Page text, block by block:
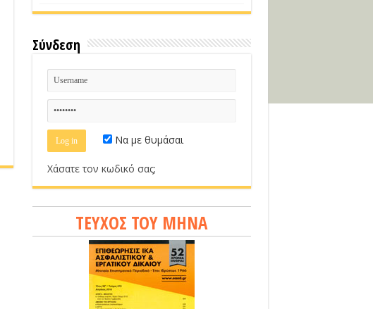
Σύνδεση
Να με θυμάσαι
Χάσατε τον κωδικό σας;
ΤΕΥΧΟΣ ΤΟΥ ΜΗΝΑ